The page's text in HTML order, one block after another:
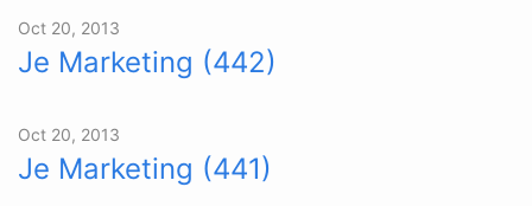
Oct 20, 2013
Je Marketing (442)
Oct 20, 2013
Je Marketing (441)